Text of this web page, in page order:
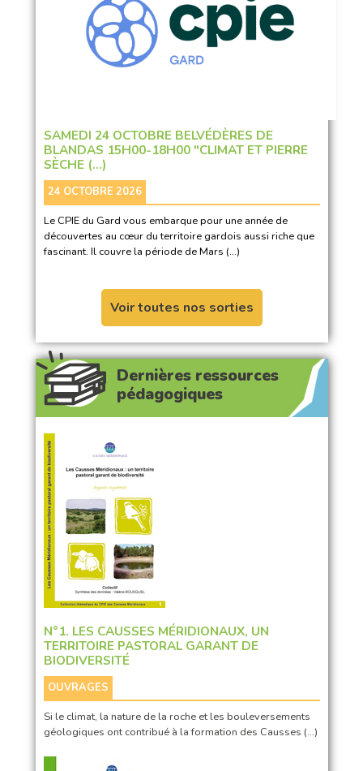
SAMEDI 24 OCTOBRE BELVÉDÈRES DE
BLANDAS 15H00-18H00 "CLIMAT ET PIERRE
SÈCHE (…)
24 OCTOBRE 2026
Le CPIE du Gard vous embarque pour une année de
découvertes au cœur du territoire gardois aussi riche que
fascinant. Il couvre la période de Mars (…)
Voir toutes nos sorties
Dernières ressources
pédagogiques
N°1. LES CAUSSES MÉRIDIONAUX, UN
TERRITOIRE PASTORAL GARANT DE
BIODIVERSITÉ
OUVRAGES
Si le climat, la nature de la roche et les bouleversements
géologiques ont contribué à la formation des Causses (…)